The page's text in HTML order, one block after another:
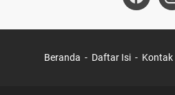
Beranda Daftar Isi Kontak